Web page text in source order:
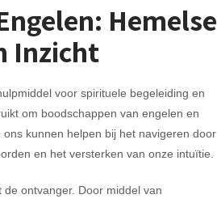
Hemelse
Inzicht
voor spirituele begeleiding en
om boodschappen van engelen en
kunnen helpen bij het navigeren door
en het versterken van onze intuïtie.
ontvanger. Door middel van